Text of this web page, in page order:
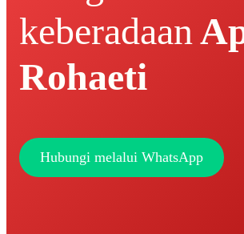
keberadaan
Rohaeti
Hubungi melalui WhatsApp